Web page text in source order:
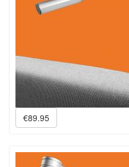
€89.95